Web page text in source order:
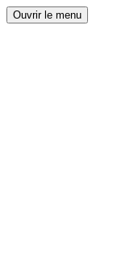
Ouvrir le menu